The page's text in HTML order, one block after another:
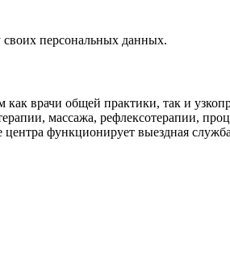
своих персональных данных.
врачи общей практики, так и
массажа, рефлексотерапии,
функционирует выездная